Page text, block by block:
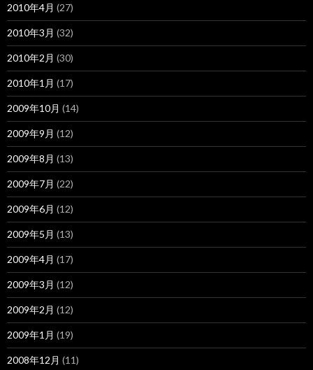
2010年4月 (27)
2010年3月 (32)
2010年2月 (30)
2010年1月 (17)
2009年10月 (14)
2009年9月 (12)
2009年8月 (13)
2009年7月 (22)
2009年6月 (12)
2009年5月 (13)
2009年4月 (17)
2009年3月 (12)
2009年2月 (12)
2009年1月 (19)
2008年12月 (11)